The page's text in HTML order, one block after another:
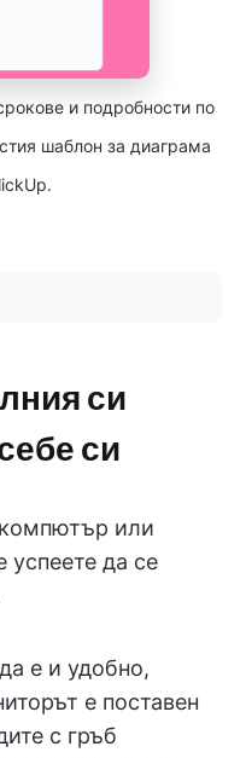
и подробности по
шаблон за диаграма
си
си
или
успеете да се
е и удобно,
е поставен
с гръб